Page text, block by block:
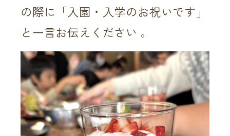
の際に「入園・入学のお祝いです」
と一言お伝えください 。